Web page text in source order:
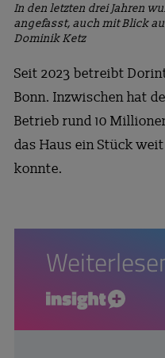
In den letzten drei Jahren
angefasst, auch mit Blick
Dominik Ketz
Seit 2023 betreibt
Bonn. Inzwischen hat
Betrieb rund 10
das Haus ein Stück
konnte.